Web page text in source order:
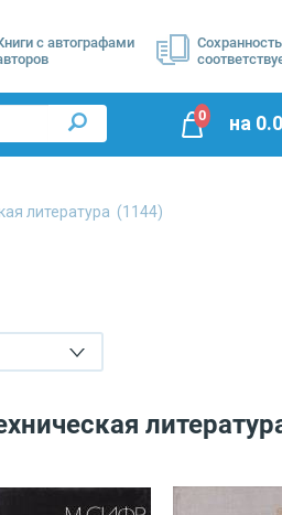
с автографами
Сохранность
0 на
литература (1144)